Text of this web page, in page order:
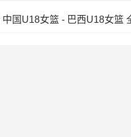
国U18女篮 - 巴西U18女篮